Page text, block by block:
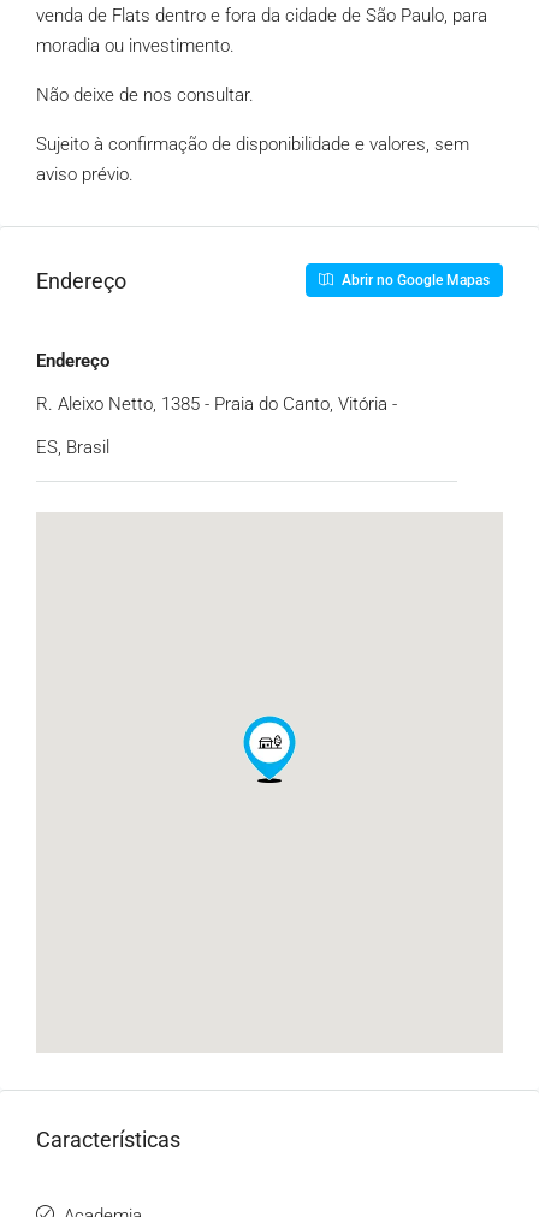
venda de Flats dentro e fora da cidade de São Paulo, para
moradia ou investimento.
Não deixe de nos consultar.
Sujeito à confirmação de disponibilidade e valores, sem
aviso prévio.
Endereço Abrir no Google Mapas
Endereço
R. Aleixo Netto, 1385 - Praia do Canto, Vitória -
ES, Brasil
Características